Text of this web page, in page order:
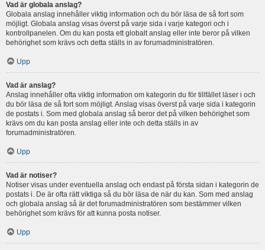
Vad är globala anslag?
Globala anslag innehåller viktig information och du bör läsa de så fort som
möjligt. Globala anslag visas överst på varje sida i varje kategori och i
kontrollpanelen. Om du kan posta ett globalt anslag eller inte beror på vilken
behörighet som krävs och detta ställs in av forumadministratören.
Upp
Vad är anslag?
Anslag innehåller ofta viktig information om kategorin du för tillfället läser i och
du bör läsa de så fort som möjligt. Anslag visas överst på varje sida i kategorin
de postats i. Som med globala anslag så beror det på vilken behörighet som
krävs om du kan posta anslag eller inte och detta ställs in av
forumadministratören.
Upp
Vad är notiser?
Notiser visas under eventuella anslag och endast på första sidan i kategorin de
postats i. De är ofta rätt viktiga så du bör läsa de när du kan. Som med anslag
och globala anslag så är det forumadministratören som bestämmer vilken
behörighet som krävs för att kunna posta notiser.
Upp